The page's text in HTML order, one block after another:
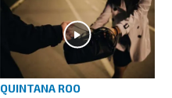
QUINTANA ROO